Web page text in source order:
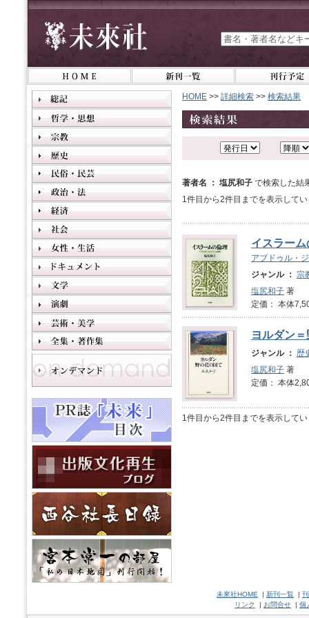
HOME >> 詳細検索 >> 検索結果
著者名 ： 塩尻和子 で検索した結
1件目から2件目までを表示して
イスラーム
アブドゥル・
ジャンル ： 宗
塩尻和子 著
定価： 本体
ヨルダン
ジャンル ： 歴
塩尻和子 著
定価： 本体
1件目から2件目までを表示して
未來社HOME | 新刊一覧 |
リンク
| お問合せ | 個